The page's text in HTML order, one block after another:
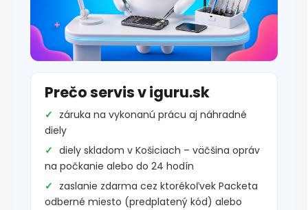
Prečo servis v iguru.sk
záruka na vykonanú prácu aj náhradné
diely
diely skladom v Košiciach – väčšina opráv
na počkanie alebo do 24 hodín
zaslanie zdarma cez ktorékoľvek Packeta
odberné miesto (predplatený kód) alebo